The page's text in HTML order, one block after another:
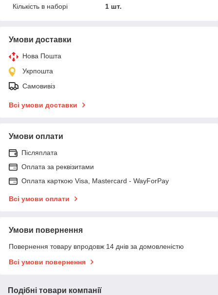
Кількість в наборі
1 шт.
Умови доставки
Нова Пошта
Укрпошта
Самовивіз
Всі умови доставки
Умови оплати
Післяплата
Оплата за реквізитами
Оплата карткою Visa, Mastercard - WayForPay
Всі умови оплати
Умови повернення
Повернення товару впродовж 14 днів за домовленістю
Всі умови повернення
Подібні товари компанії